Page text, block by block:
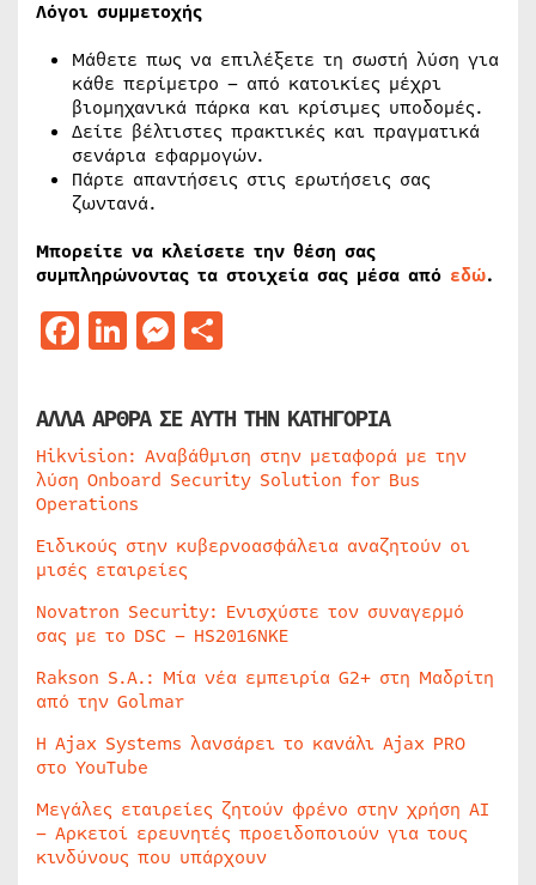
Λόγοι συμμετοχής
Μάθετε πως να επιλέξετε τη σωστή λύση για
κάθε περίμετρο – από κατοικίες μέχρι
βιομηχανικά πάρκα και κρίσιμες υποδομές.
Δείτε βέλτιστες πρακτικές και πραγματικά
σενάρια εφαρμογών.
Πάρτε απαντήσεις στις ερωτήσεις σας
ζωντανά.
Μπορείτε να κλείσετε την θέση σας
συμπληρώνοντας τα στοιχεία σας μέσα από εδώ.
Facebook
LinkedIn
Messenger
ΑΛΛΑ ΑΡΘΡΑ ΣΕ ΑΥΤΗ ΤΗΝ ΚΑΤΗΓΟΡΙΑ
Hikvision: Αναβάθμιση στην μεταφορά με την
λύση Onboard Security Solution for Bus
Operations
Ειδικούς στην κυβερνοασφάλεια αναζητούν οι
μισές εταιρείες
Novatron Security: Ενισχύστε τον συναγερμό
σας με το DSC – HS2016NKE
Rakson S.A.: Μία νέα εμπειρία G2+ στη Μαδρίτη
από την Golmar
Η Ajax Systems λανσάρει το κανάλι Ajax PRO
στο YouTube
Μεγάλες εταιρείες ζητούν φρένο στην χρήση AI
– Αρκετοί ερευνητές προειδοποιούν για τους
κινδύνους που υπάρχουν